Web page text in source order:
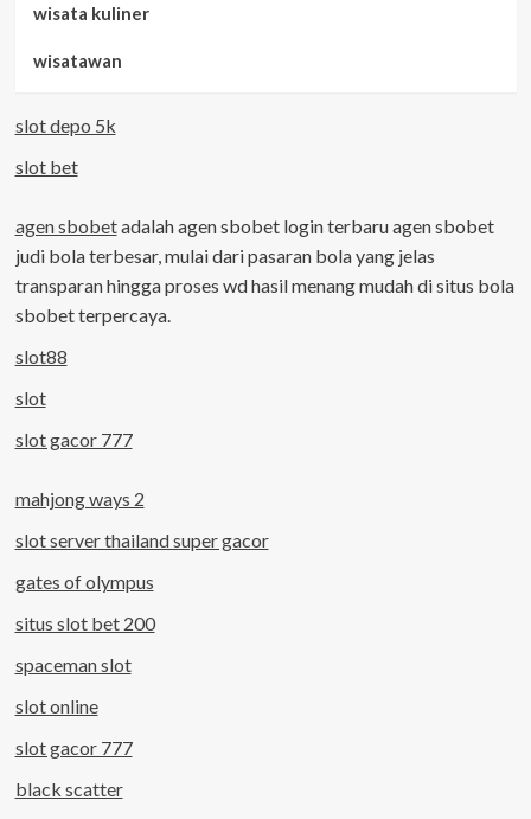
wisata kuliner
wisatawan
slot depo 5k
slot bet
agen sbobetadalah agen sbobet login terbaru agen sbobet
judi bola terbesar, mulai dari pasaran bola yang jelas
transparan hingga proses wd hasil menang mudah di situs bola
sbobet terpercaya.
slot88
slot
slot gacor 777
mahjong ways 2
slot server thailand super gacor
gates of olympus
situs slot bet 200
spaceman slot
slot online
slot gacor 777
black scatter